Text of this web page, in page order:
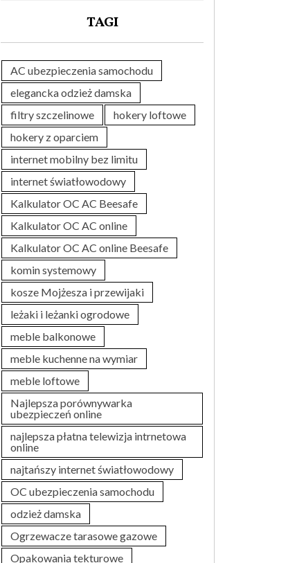
TAGI
AC ubezpieczenia samochodu
elegancka odzież damska
filtry szczelinowe
hokery loftowe
hokery z oparciem
internet mobilny bez limitu
internet światłowodowy
Kalkulator OC AC Beesafe
Kalkulator OC AC online
Kalkulator OC AC online Beesafe
komin systemowy
kosze Mojżesza i przewijaki
leżaki i leżanki ogrodowe
meble balkonowe
meble kuchenne na wymiar
meble loftowe
Najlepsza porównywarka
ubezpieczeń online
najlepsza płatna telewizja intrnetowa
online
najtańszy internet światłowodowy
OC ubezpieczenia samochodu
odzież damska
Ogrzewacze tarasowe gazowe
Opakowania tekturowe